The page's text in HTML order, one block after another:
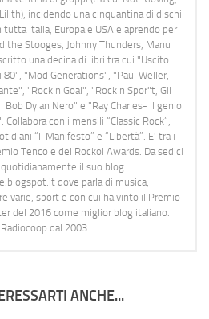
incidendo una cinquantina di dischi
tutta Italia, Europa e USA e aprendo per
the Stooges, Johnny Thunders, Manu
una decina di libri tra cui "Uscito
80", "Mod Generations", "Paul Weller,
"Rock n Goal", "Rock n Spor"t, Gil
Dylan Nero" e "Ray Charles- Il genio
con i mensili “Classic Rock”,
“Il Manifesto” e “Libertà”. E' tra i
Tenco e del Rockol Awards. Da sedici
il suo blog
dove parla di musica,
varie, sport e con cui ha vinto il Premio
del 2016 come miglior blog italiano.
dal 2003.
ANCHE...